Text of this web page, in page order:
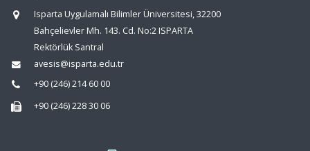
Isparta Uygulamalı Bilimler Üniversitesi, 32200
Bahçelievler Mh. 143. Cd. No:2 ISPARTA
Rektörlük Santral
avesis@isparta.edu.tr
+90 (246) 214 60 00
+90 (246) 228 30 06